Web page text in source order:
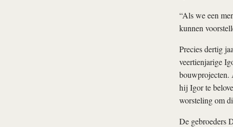
“Als we een
kunnen
Precies dertig
veertienjarige
bouwprojecten.
hij Igor te
worsteling om
De gebroeders